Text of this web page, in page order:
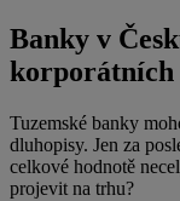
Banky v
korporátních
Tuzemské banky
dluhopisy. Jen za
celkové hodnotě
projevit na trhu?